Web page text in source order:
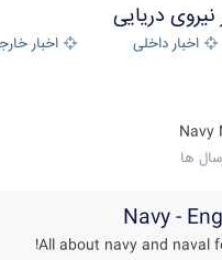
دریایی
اخبار داخلی اخبار خارجی
ها
Navy -
All about navy and